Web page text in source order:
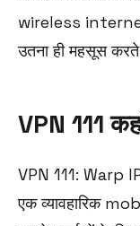
wireless
उतना ही महसूस
VPN 111
VPN 111: Warp
एक व्यावहारिक